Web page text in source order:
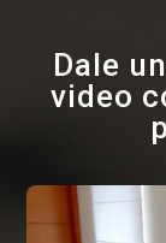
Dale
video